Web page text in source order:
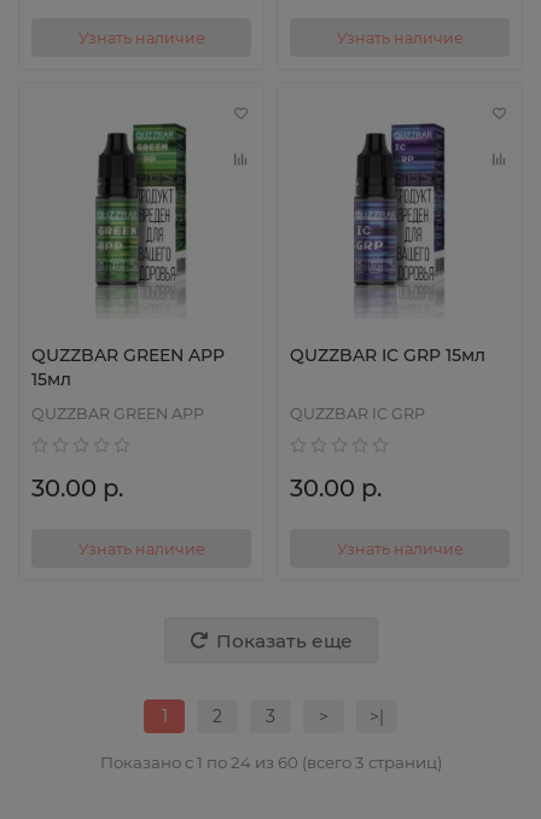
Узнать наличие Узнать наличие
QUZZBAR GREEN APP
15мл
QUZZBAR GREEN APP
30.00 р.
Узнать наличие
QUZZBAR IC GRP 15мл
QUZZBAR IC GRP
30.00 р.
Узнать наличие
Показать еще
1 2 3 > >|
Показано с 1 по 24 из 60 (всего 3 страниц)